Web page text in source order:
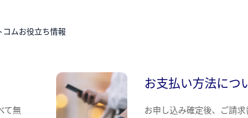
ムお役立ち情報
て無
お支払い方法につ
お申し込み確定後、ご請求